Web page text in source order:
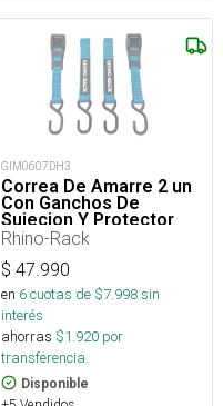
GIM0607DH3
Correa De Amarre 2 un
Con Ganchos De
Sujecion Y Protector
De Hebilla Largo 3000
Rhino-Rack
$ 47.990
en 6cuotas de $7.998sin
interés
ahorras $1.920 por
transferencia.
Disponible